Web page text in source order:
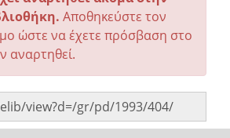
Αποθηκεύστε τον
ώστε να έχετε πρόσβαση στο
αναρτηθεί.